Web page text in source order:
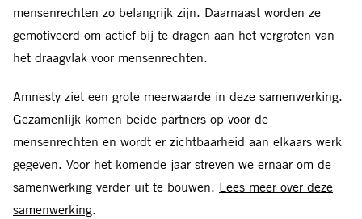
mensenrechten zo belangrijk zijn. Daarnaast worden ze
gemotiveerd om actief bij te dragen aan het vergroten van
het draagvlak voor mensenrechten.
Amnesty ziet een grote meerwaarde in deze samenwerking.
Gezamenlijk komen beide partners op voor de
mensenrechten en wordt er zichtbaarheid aan elkaars werk
gegeven. Voor het komende jaar streven we ernaar om de
samenwerking verder uit te bouwen. Lees meer over deze
samenwerking.